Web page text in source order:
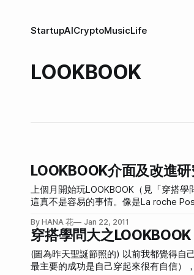
StartupAICryptoMusicLife
LOOKBOOK
LOOKBOOK介面及改進
上個月開始玩LOOKBOOK（見「穿搭
這真不是容易的事情。像是La roche
從網路。像LOOKBOOK的穿搭照都會標示品牌、價格等
http://lookbook.nu/hanamizuki。 在我加入會員之後，他們創辦者Yuri寫了封信給我，雖然後來發現一定是群組信只是套用名字token而已，
不過我還是回信寫了很多的建議給她，希望LOOKBOOK可以變得更好。 這
welcome to LOOKBOOK.nu! were glad
By HANA 花 Jan 22, 2011
穿搭學問大之LOOKBOOK
(圖為昨天聖誕節照的) 以前我都覺得自己穿搭的能力不是很好，自己搭衣服的成功率不是很高（所謂「成功」不光指別人誇說你穿的好看，
最主要的成功是自己穿起來很有自信）